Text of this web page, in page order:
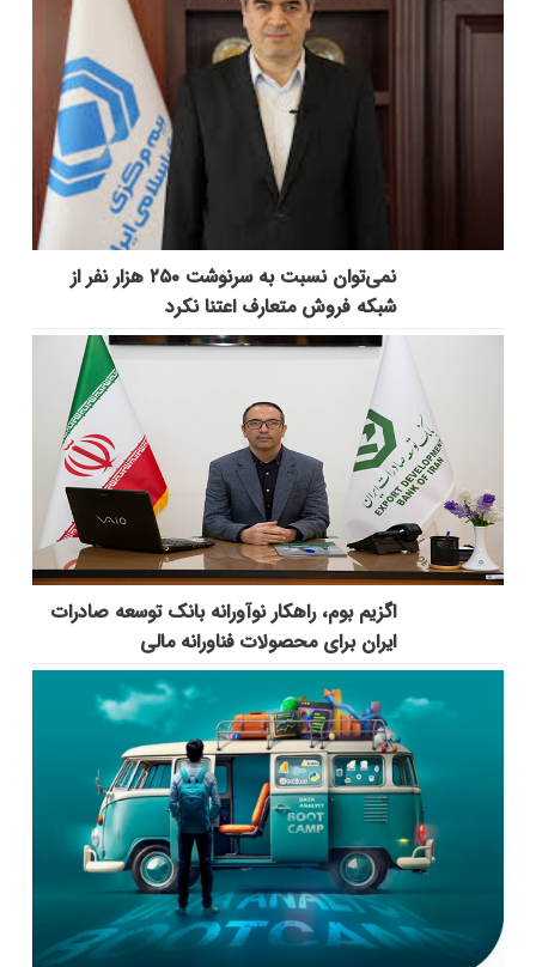
نمی‌توان نسبت به سرنوشت ۲۵۰ هزار نفر از
شبکه فروش متعارف اعتنا نکرد
اگزیم بوم، راهکار نوآورانه بانک توسعه صادرات
ایران برای محصولات فناورانه مالی